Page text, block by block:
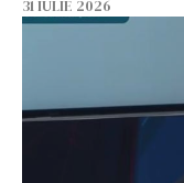
31 IULIE 2026